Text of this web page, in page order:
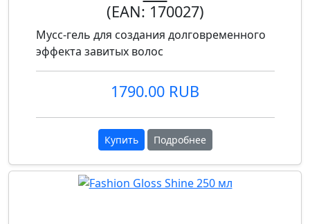
(EAN: 170027)
Мусс-гель для создания долговременного
эффекта завитых волос
1790.00 RUB
Купить Подробнее